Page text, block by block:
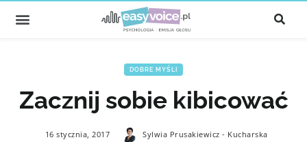
DOBRE MYŚLI
Zacznij sobie kibicować
16 stycznia, 2017 Sylwia Prusakiewicz - Kucharska